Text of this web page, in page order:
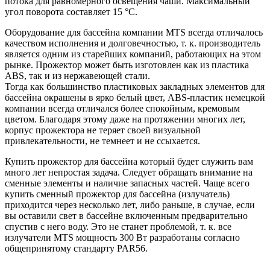
угол поворота составляет 15 °C.
Оборудование для бассейна компании MTS всегда отличалось
качеством исполнения и долговечностью, т. к. производитель
является одним из старейших компаний, работающих на этом
рынке. Прожектор может быть изготовлен как из пластика
ABS, так и из нержавеющей стали.
Тогда как большинство пластиковых закладных элементов для
бассейна окрашены в ярко белый цвет, ABS-пластик немецкой
компании всегда отличался более спокойным, кремовым
цветом. Благодаря этому даже на протяжении многих лет,
корпус прожектора не теряет своей визуальной
привлекательности, не темнеет и не ссыхается.
Купить прожектор для бассейна который будет служить вам
много лет непростая задача. Следует обращать внимание на
сменные элементы и наличие запасных частей. Чаще всего
купить сменный прожектор для бассейна (излучатель)
приходится через несколько лет, либо раньше, в случае, если
вы оставили свет в бассейне включенным предварительно
спустив с него воду. Это не станет проблемой, т. к. все
излучатели MTS мощность 300 Вт разработаны согласно
общепринятому стандарту PAR56.